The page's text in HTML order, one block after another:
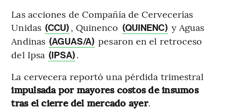
Las acciones de Compañía de Cervecerías
Unidas (CCU) , Quinenco (QUINENC) y Aguas
Andinas (AGUAS/A) pesaron en el retroceso
del Ipsa (IPSA).
La cervecera reportó una pérdida trimestral
impulsada por mayores costos de insumos
tras el cierre del mercado ayer.